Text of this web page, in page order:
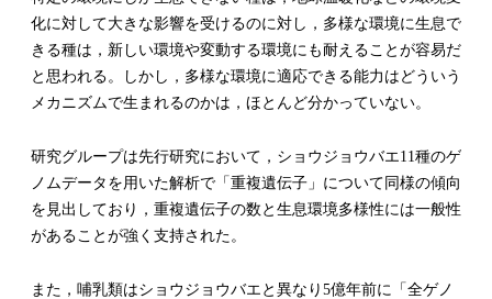
化に対して大きな影響を受けるのに対し，多様な環境に生息で
きる種は，新しい環境や変動する環境にも耐えることが容易だ
と思われる。しかし，多様な環境に適応できる能力はどういう
メカニズムで生まれるのかは，ほとんど分かっていない。
研究グループは先行研究において，ショウジョウバエ11種のゲ
ノムデータを用いた解析で「重複遺伝子」について同様の傾向
を見出しており，重複遺伝子の数と生息環境多様性には一般性
があることが強く支持された。
また，哺乳類はショウジョウバエと異なり5億年前に「全ゲノ